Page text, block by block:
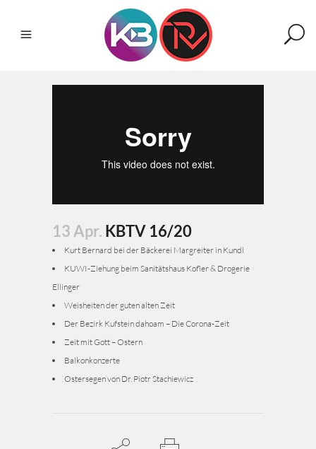
13 Apr. KBTV 16/20
Kurt Bernard bei der Bäckerei Margreiter in Kundl
KUWI-Ziehung beim Sanitätshaus Kofler & Drogerie
Ellinger
Weisheiten der guten alten Zeit
Der Bezirk Kufstein dahoam – Die Corona-Zeit
Zeit mit Gott – Ostern
Balkonkonzerte
Ostersegen von Dr. Piotr Stachiewicz